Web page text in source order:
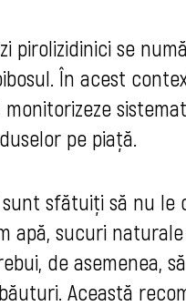
pirolizidinici se
În acest
pe piață.
sfătuiți să nu le
apă, sucuri
de asemenea, să
Această